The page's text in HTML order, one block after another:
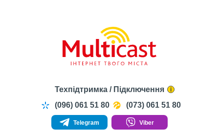
Техпідтримка / Підключення i
(096) 061 51 80 (073) 061 51 80
Telegram Viber